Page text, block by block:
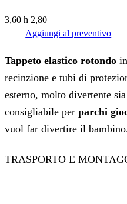
3,60 h 2,80
Aggiungi al preventivo
Tappeto elastico rotondo
recinzione e tubi di
esterno, molto divertente
consigliabile per parchi
vuol far divertire il
TRASPORTO E